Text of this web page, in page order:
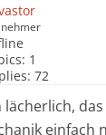
1
72
lächerlich, das
einfach